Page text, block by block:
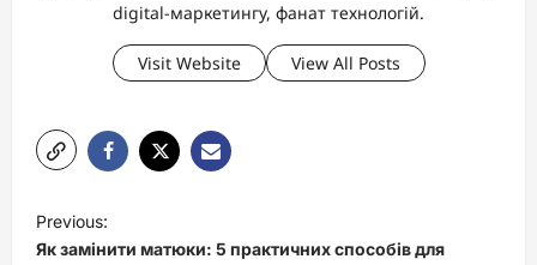
digital-маркетингу, фанат технологій.
Visit Website View All Posts
P
o
Previous:
Як замінити матюки: 5 практичних способів для